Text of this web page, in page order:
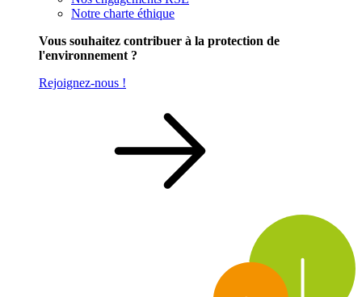
Notre charte éthique
Vous souhaitez contribuer à la protection de
l'environnement ?
Rejoignez-nous !